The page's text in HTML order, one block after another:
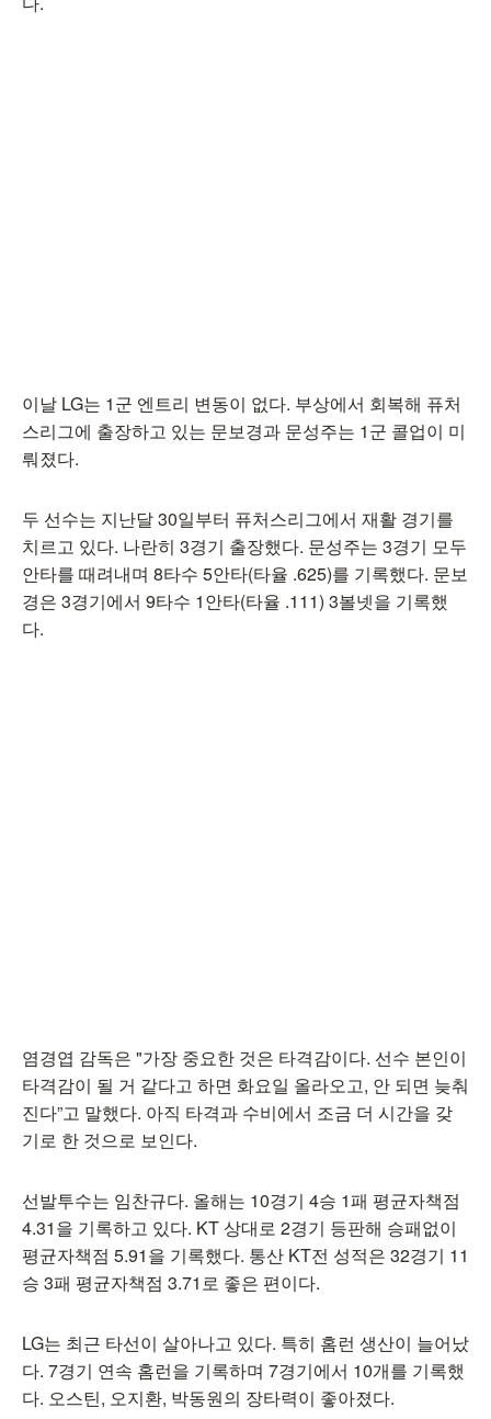
이날 LG는 1군 엔트리 변동이 없다. 부상에서 회복해 퓨처
스리그에 출장하고 있는 문보경과 문성주는 1군 콜업이 미
뤄졌다.
두 선수는 지난달 30일부터 퓨처스리그에서 재활 경기를
치르고 있다. 나란히 3경기 출장했다. 문성주는 3경기 모두
안타를 때려내며 8타수 5안타(타율 .625)를 기록했다. 문보
경은 3경기에서 9타수 1안타(타율 .111) 3볼넷을 기록했
다.
염경엽 감독은 "가장 중요한 것은 타격감이다. 선수 본인이
타격감이 될 거 같다고 하면 화요일 올라오고, 안 되면 늦춰
진다”고 말했다. 아직 타격과 수비에서 조금 더 시간을 갖
기로 한 것으로 보인다.
선발투수는 임찬규다. 올해는 10경기 4승 1패 평균자책점
4.31을 기록하고 있다. KT 상대로 2경기 등판해 승패없이
평균자책점 5.91을 기록했다. 통산 KT전 성적은 32경기 11
승 3패 평균자책점 3.71로 좋은 편이다.
LG는 최근 타선이 살아나고 있다. 특히 홈런 생산이 늘어났
다. 7경기 연속 홈런을 기록하며 7경기에서 10개를 기록했
다. 오스틴, 오지환, 박동원의 장타력이 좋아졌다.